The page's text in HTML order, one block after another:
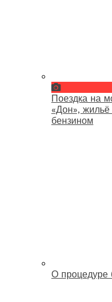
Поездка на
«Дон», жильё
бензином
О процедуре